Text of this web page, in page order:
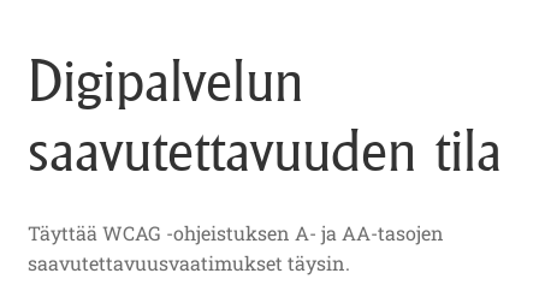
Digipalvelun
saavutettavuuden tila
Täyttää WCAG -ohjeistuksen A- ja AA-tasojen
saavutettavuusvaatimukset täysin.